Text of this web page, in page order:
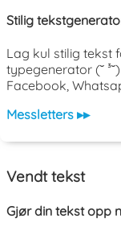
Stilig
Lag kul stilig tekst
typegenerator (˘
Facebook,
Messletters ▸▸
Vendt tekst
Gjør din tekst opp